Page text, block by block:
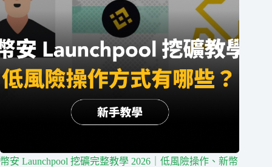
幣安 Launchpool 挖礦完整教學 2026｜低風險操作、新幣